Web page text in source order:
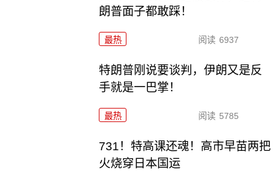
朗普面子都敢踩！
最热 阅读 6937
特朗普刚说要谈判，伊朗又是反
手就是一巴掌！
最热 阅读 5785
731！特高课还魂！高市早苗两把
火烧穿日本国运